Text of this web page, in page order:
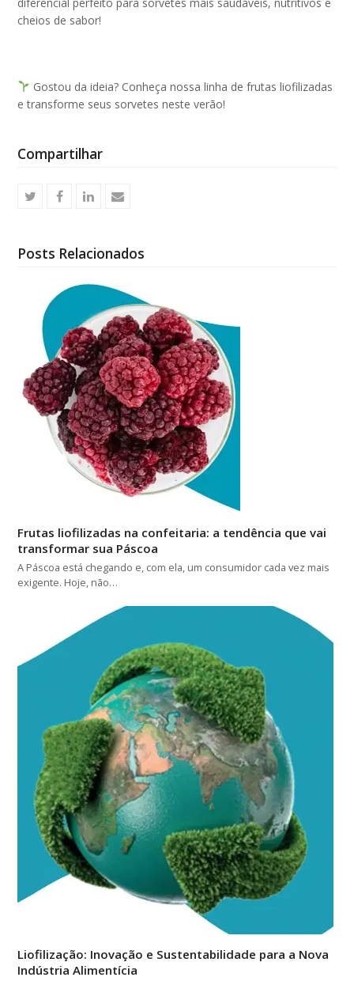
cheios de sabor!
Gostou da ideia? Conheça nossa linha de frutas liofilizadas
e transforme seus sorvetes neste verão!
Compartilhar
Posts Relacionados
Frutas liofilizadas na confeitaria: a tendência que vai
transformar sua Páscoa
A Páscoa está chegando e, com ela, um consumidor cada vez mais
exigente. Hoje, não…
Liofilização: Inovação e Sustentabilidade para a Nova
Indústria Alimentícia